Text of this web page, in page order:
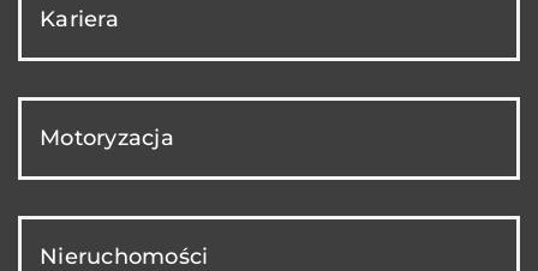
Kariera
Motoryzacja
Nieruchomości